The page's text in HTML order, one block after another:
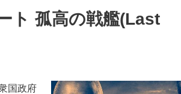
ト 孤高の戦艦(Last
国政府